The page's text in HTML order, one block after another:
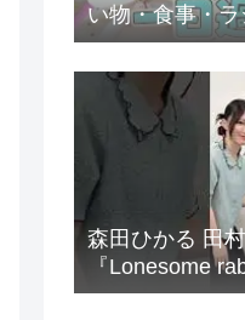
い物・食事・
クマ】
森田ひかる 田
『Lonesome